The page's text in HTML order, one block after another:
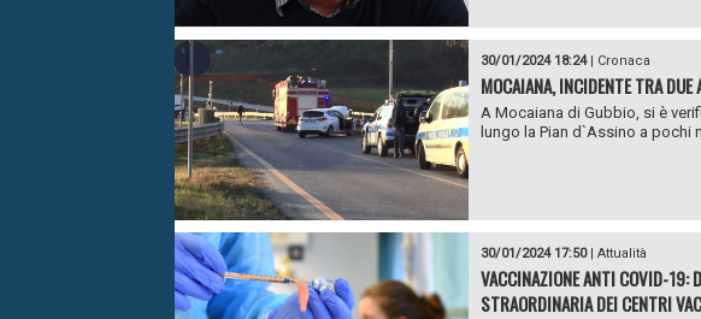
30/01/2024 18:24| Cronaca
MOCAIANA, INCIDENTE TRA
A Mocaiana di Gubbio, si è
lungo la Pian d`Assino a pochi
30/01/2024 17:50| Attualità
VACCINAZIONE ANTI COVID-19:
STRAORDINARIA DEI CENTRI